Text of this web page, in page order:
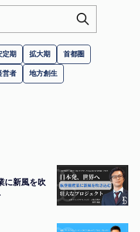
定期 拡大期 首都圏
営者 地方創生
に新風を吹